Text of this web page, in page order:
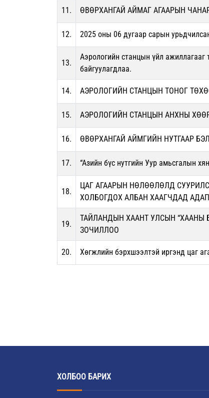
11. ӨВӨРХАНГАЙ АЙМАГ АГААРЫН
12. 2025 оны 06 дугаар сарын
13.
Аэрологийн станцын үйл ажиллагааг
байгуулагдлаа.
14. АЭРОЛОГИЙН СТАНЦЫН ТОНОГ
15. АЭРОЛОГИЙН СТАНЦЫН АНХНЫ
16. ӨВӨРХАНГАЙ АЙМГИЙН НУТГААР
17. “Азийн бүс нутгийн Уур амьсгалын
18.
ЦАГ АГААРЫН НӨЛӨӨЛӨЛД
ХОЛБОГДОХ АЛБАН ХААГЧДАД
19.
ТАЙЛАНДЫН ХААНТ УЛСЫН “ХААНЫ
ЗОЧИЛЛОО
20. Хөгжлийн бэрхшээлтэй иргэнд цаг
ХОЛБОО БАРИХ